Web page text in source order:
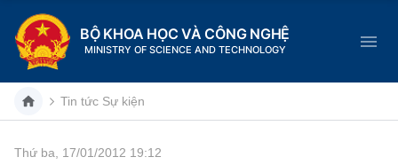
BỘ KHOA HỌC VÀ CÔNG NGHỆ
MINISTRY OF SCIENCE AND TECHNOLOGY
Tin tức Sự kiện
Thứ ba, 17/01/2012 19:12